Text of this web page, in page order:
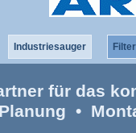
Industriesauger
für das
•